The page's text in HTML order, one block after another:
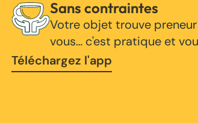
Sans contraintes
Votre objet trouve
vous… c'est pratique et
Téléchargez l'app